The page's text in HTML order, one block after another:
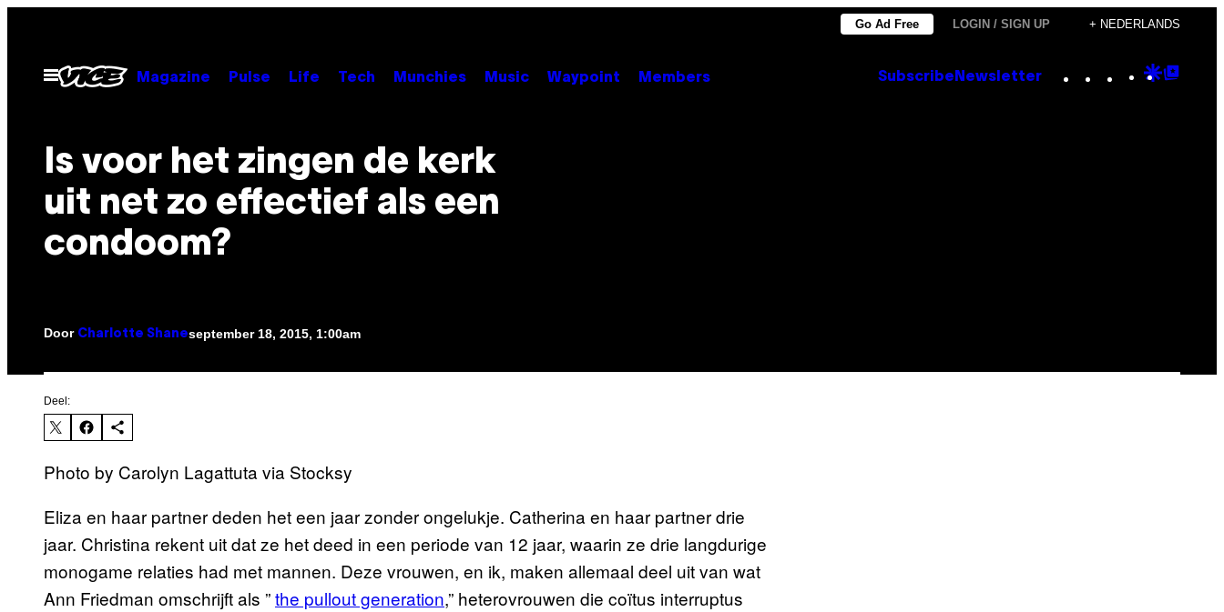
Go Ad Free LOGIN / SIGN UP + NEDERLANDS
Open
menu
Magazine Pulse Life Tech Munchies Music Waypoint Members Subscribe Newsletter Instagram
TikTok
YouTube
Google
Is voor het zingen de kerk
uit net zo effectief als een
condoom?
Door Charlotte Shaneseptember 18, 2015, 1:00am
Deel:
Photo by Carolyn Lagattuta via Stocksy
Eliza en haar partner deden het een jaar zonder ongelukje. Catherina en haar partner drie
jaar. Christina rekent uit dat ze het deed in een periode van 12 jaar, waarin ze drie langdurige
monogame relaties had met mannen. Deze vrouwen, en ik, maken allemaal deel uit van wat
Ann Friedman omschrijft als ”the pullout generation,” heterovrouwen die coïtus interruptus